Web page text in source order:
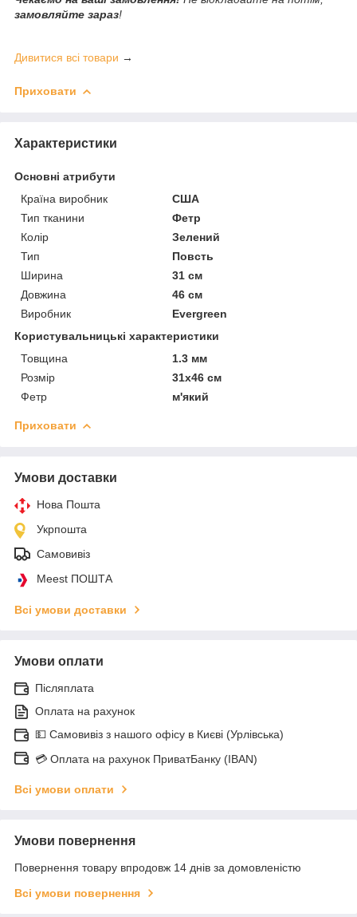
замовляйте зараз!
Дивитися всі товари →
Приховати
Характеристики
Основні атрибути
Країна виробник
США
Тип тканини
Фетр
Колір
Зелений
Тип
Повсть
Ширина
31 см
Довжина
46 см
Виробник
Evergreen
Користувальницькі характеристики
Товщина
1.3 мм
Розмір
31х46 см
Фетр
м'який
Приховати
Умови доставки
Нова Пошта
Укрпошта
Самовивіз
Meest ПОШТА
Всі умови доставки
Умови оплати
Післяплата
Оплата на рахунок
💵 Самовивіз з нашого офісу в Києві (Урлівська)
💳 Оплата на рахунок ПриватБанку (IBAN)
Всі умови оплати
Умови повернення
Повернення товару впродовж 14 днів за домовленістю
Всі умови повернення